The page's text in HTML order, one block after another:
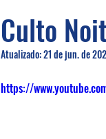
Culto
Atualizado:21 de jun. de
https://